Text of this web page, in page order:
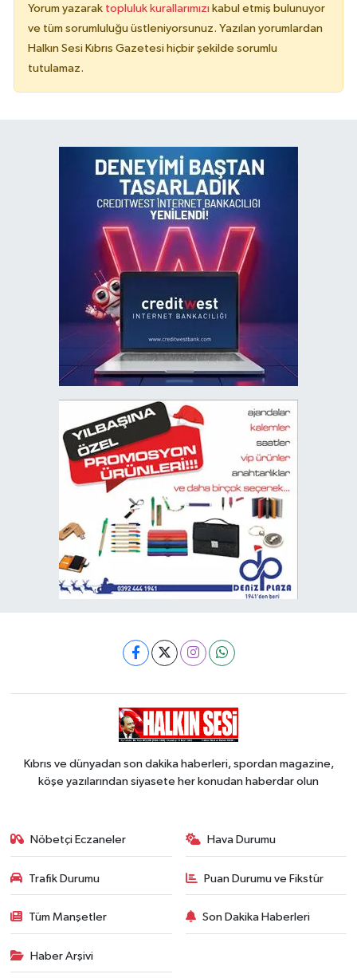
Yorum yazarak topluluk kurallarımızı kabul etmiş bulunuyor
ve tüm sorumluluğu üstleniyorsunuz. Yazılan yorumlardan
Halkın Sesi Kıbrıs Gazetesi hiçbir şekilde sorumlu
tutulamaz.
Kıbrıs ve dünyadan son dakika haberleri, spordan magazine,
köşe yazılarından siyasete her konudan haberdar olun
Nöbetçi Eczaneler Hava Durumu
Trafik Durumu Puan Durumu ve Fikstür
Tüm Manşetler Son Dakika Haberleri
Haber Arşivi